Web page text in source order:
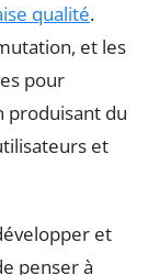
qualité.
et les
pour
produisant du
et
et
penser à